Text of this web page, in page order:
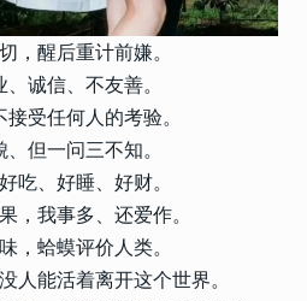
，醒后重计前嫌。
、诚信、不友善。
接受任何人的考验。
但一问三不知。
吃、好睡、好财。
，我事多、还爱作。
，蛤蟆评价人类。
人能活着离开这个世界。